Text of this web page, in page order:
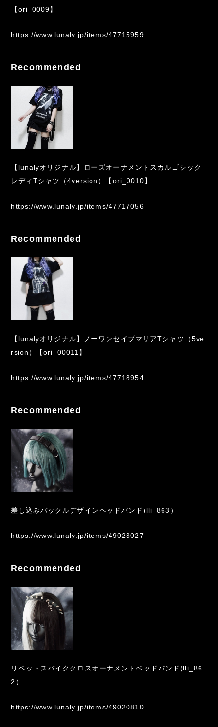
【ori_0009】
https://www.lunaly.jp/items/47715959
Recommended
【lunalyオリジナル】ローズオーナメントスカルゴシック
レディTシャツ（4version）【ori_0010】
https://www.lunaly.jp/items/47717056
Recommended
【lunalyオリジナル】ノーワンセイブマリアTシャツ（5ve
rsion）【ori_00011】
https://www.lunaly.jp/items/47718954
Recommended
差し込みバックルデザインヘッドバンド(lli_863）
https://www.lunaly.jp/items/49023027
Recommended
リベットスパイククロスオーナメントベッドバンド(lli_86
2）
https://www.lunaly.jp/items/49020810